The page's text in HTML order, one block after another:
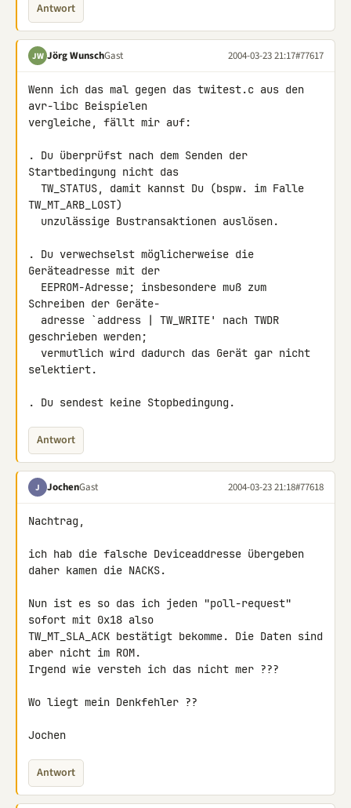
Antwort
JW Jörg WunschGast 2004-03-23 21:17#77617
Wenn ich das mal gegen das twitest.c aus den
avr-libc Beispielen
vergleiche, fällt mir auf:
. Du überprüfst nach dem Senden der
Startbedingung nicht das
TW_MT_ARB_LOST)
. Du verwechselst möglicherweise die
Geräteadresse mit der
Schreiben der Geräte-
geschrieben werden;
selektiert.
. Du sendest keine Stopbedingung.
Antwort
J JochenGast 2004-03-23 21:18#77618
Nachtrag,
ich hab die falsche Deviceaddresse übergeben
daher kamen die NACKS.
Nun ist es so das ich jeden "poll-request"
sofort mit 0x18 also
TW_MT_SLA_ACK bestätigt bekomme. Die Daten sind
aber nicht im ROM.
Irgend wie versteh ich das nicht mer ???
Wo liegt mein Denkfehler ??
Jochen
Antwort